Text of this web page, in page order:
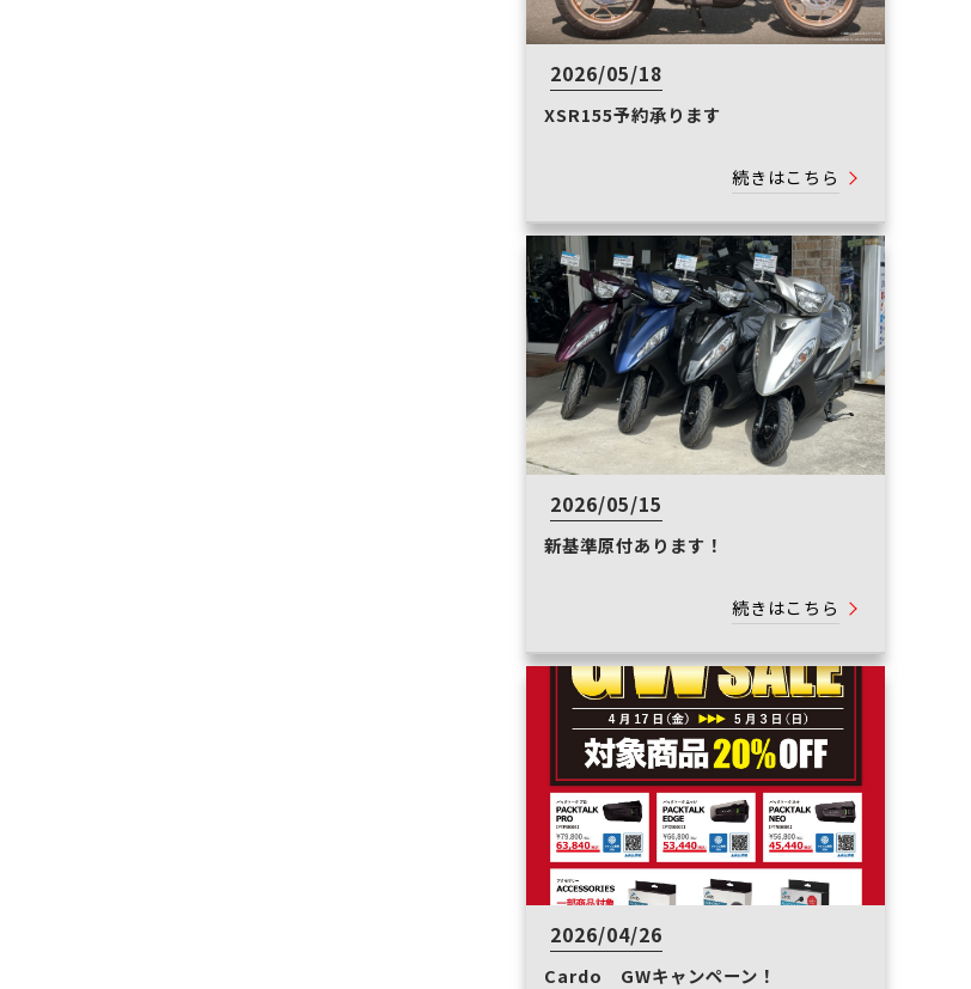
2026/05/18
XSR155予約承ります
続きはこちら
2026/05/15
新基準原付あります！
続きはこちら
2026/04/26
Cardo GWキャンペーン！